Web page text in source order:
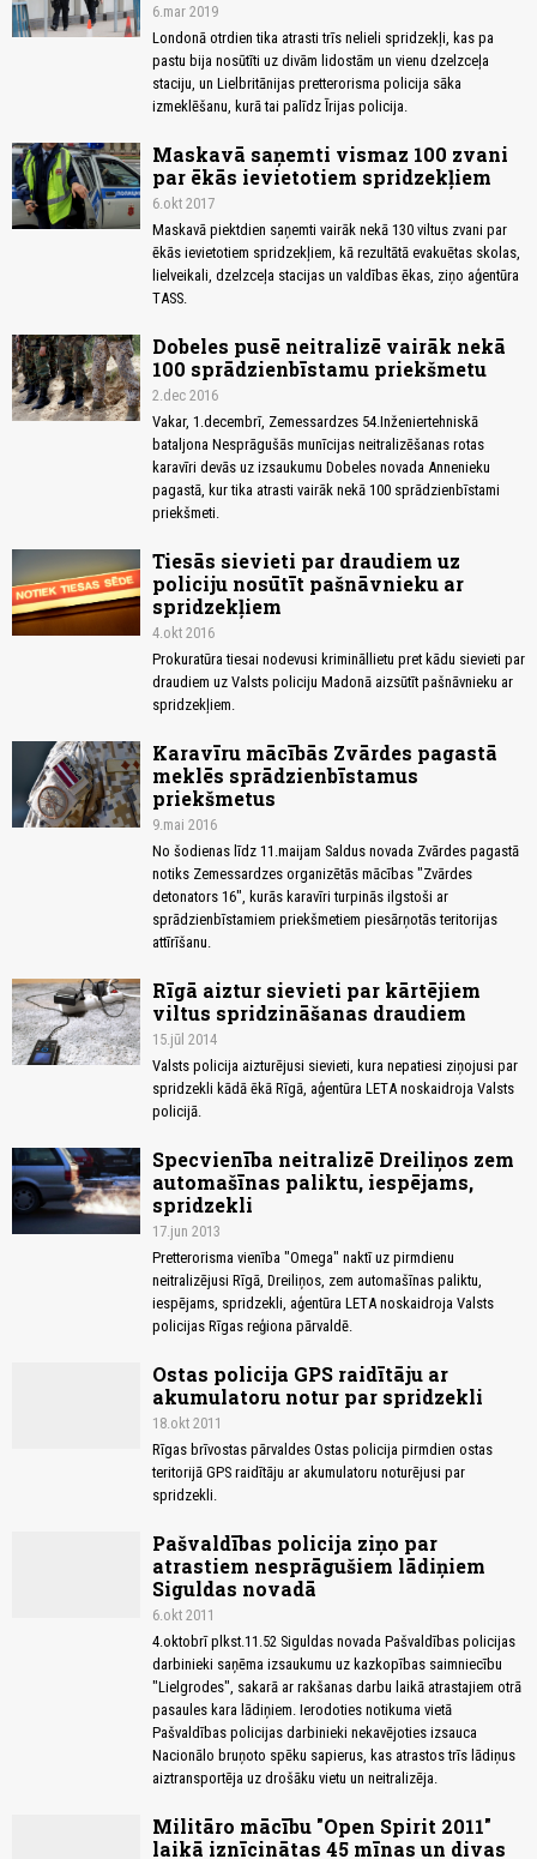
6.mar 2019
Londonā otrdien tika atrasti trīs nelieli spridzekļi, kas pa
pastu bija nosūtīti uz divām lidostām un vienu dzelzceļa
staciju, un Lielbritānijas pretterorisma policija sāka
izmeklēšanu, kurā tai palīdz Īrijas policija.
Maskavā saņemti vismaz 100 zvani
par ēkās ievietotiem spridzekļiem
6.okt 2017
Maskavā piektdien saņemti vairāk nekā 130 viltus zvani par
ēkās ievietotiem spridzekļiem, kā rezultātā evakuētas skolas,
lielveikali, dzelzceļa stacijas un valdības ēkas, ziņo aģentūra
TASS.
Dobeles pusē neitralizē vairāk nekā
100 sprādzienbīstamu priekšmetu
2.dec 2016
Vakar, 1.decembrī, Zemessardzes 54.Inženiertehniskā
bataljona Nesprāgušās munīcijas neitralizēšanas rotas
karavīri devās uz izsaukumu Dobeles novada Annenieku
pagastā, kur tika atrasti vairāk nekā 100 sprādzienbīstami
priekšmeti.
Tiesās sievieti par draudiem uz
policiju nosūtīt pašnāvnieku ar
spridzekļiem
4.okt 2016
Prokuratūra tiesai nodevusi krimināllietu pret kādu sievieti par
draudiem uz Valsts policiju Madonā aizsūtīt pašnāvnieku ar
spridzekļiem.
Karavīru mācībās Zvārdes pagastā
meklēs sprādzienbīstamus
priekšmetus
9.mai 2016
No šodienas līdz 11.maijam Saldus novada Zvārdes pagastā
notiks Zemessardzes organizētās mācības "Zvārdes
detonators 16", kurās karavīri turpinās ilgstoši ar
sprādzienbīstamiem priekšmetiem piesārņotās teritorijas
attīrīšanu.
Rīgā aiztur sievieti par kārtējiem
viltus spridzināšanas draudiem
15.jūl 2014
Valsts policija aizturējusi sievieti, kura nepatiesi ziņojusi par
spridzekli kādā ēkā Rīgā, aģentūra LETA noskaidroja Valsts
policijā.
Specvienība neitralizē Dreiliņos zem
automašīnas paliktu, iespējams,
spridzekli
17.jun 2013
Pretterorisma vienība "Omega" naktī uz pirmdienu
neitralizējusi Rīgā, Dreiliņos, zem automašīnas paliktu,
iespējams, spridzekli, aģentūra LETA noskaidroja Valsts
policijas Rīgas reģiona pārvaldē.
Ostas policija GPS raidītāju ar
akumulatoru notur par spridzekli
18.okt 2011
Rīgas brīvostas pārvaldes Ostas policija pirmdien ostas
teritorijā GPS raidītāju ar akumulatoru noturējusi par
spridzekli.
Pašvaldības policija ziņo par
atrastiem nesprāgušiem lādiņiem
Siguldas novadā
6.okt 2011
4.oktobrī plkst.11.52 Siguldas novada Pašvaldības policijas
darbinieki saņēma izsaukumu uz kazkopības saimniecību
"Lielgrodes", sakarā ar rakšanas darbu laikā atrastajiem otrā
pasaules kara lādiņiem. Ierodoties notikuma vietā
Pašvaldības policijas darbinieki nekavējoties izsauca
Nacionālo bruņoto spēku sapierus, kas atrastos trīs lādiņus
aiztransportēja uz drošāku vietu un neitralizēja.
Militāro mācību "Open Spirit 2011"
laikā iznīcinātas 45 mīnas un divas